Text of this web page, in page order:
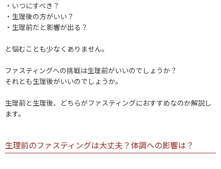
・いつにすべき？
・生理後の方がいい？
・生理前だと影響が出る？
と悩むことも少なくありません。
ファスティングへの挑戦は生理前がいいのでしょうか？
それとも生理後がいいのでしょうか。
生理前と生理後、どちらがファスティングにおすすめなのか解説し
ます。
生理前のファスティングは大丈夫？体調への影響は？